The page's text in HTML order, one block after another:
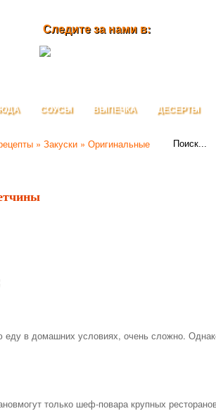
СОУСЫ ВЫПЕЧКА ДЕСЕРТЫ
Следите за нами в:
» Закуски » Оригинальные
еду в домашних условиях, очень сложно.
только шеф-повара крупных